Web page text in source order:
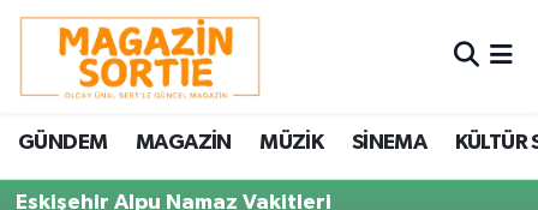
GÜNDEM MAGAZİN MÜZİK SİNEMA KÜLTÜR
Eskişehir Alpu Namaz Vakitleri
Nöbetçi Eczaneler
Hava Durumu